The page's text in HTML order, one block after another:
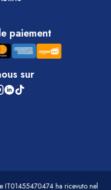
paiement
sur
IT01455470474 ha ricevuto nel